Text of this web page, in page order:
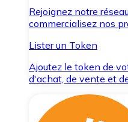
Rejoignez notre
commercialisez nos
Lister un Token
Ajoutez le token de
d'achat, de vente et